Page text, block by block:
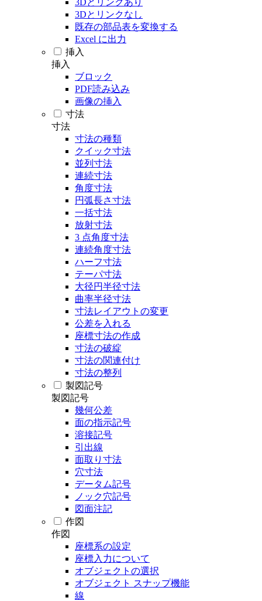
3Dとリンクあり
3Dとリンクなし
既存の部品表を変換する
Excel に出力
挿入
挿入
ブロック
PDF読み込み
画像の挿入
寸法
寸法
寸法の種類
クイック寸法
並列寸法
連続寸法
角度寸法
円弧長さ寸法
一括寸法
放射寸法
3 点角度寸法
連続角度寸法
ハーフ寸法
テーパ寸法
大径円半径寸法
曲率半径寸法
寸法レイアウトの変更
公差を入れる
座標寸法の作成
寸法の破綻
寸法の関連付け
寸法の整列
製図記号
製図記号
幾何公差
面の指示記号
溶接記号
引出線
面取り寸法
穴寸法
データム記号
ノック穴記号
図面注記
作図
作図
座標系の設定
座標入力について
オブジェクトの選択
オブジェクト スナップ機能
線